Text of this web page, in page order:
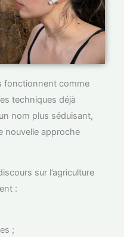
fonctionnent comme
techniques déjà
nom plus séduisant,
nouvelle approche
sur l’agriculture
:
;